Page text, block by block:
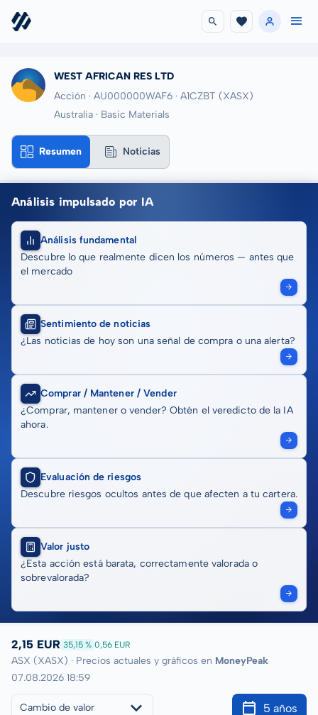
WEST AFRICAN RES LTD
Acción · AU000000WAF6 · A1CZBT (XASX)
Australia · Basic Materials
Resumen Noticias
Análisis impulsado por IA
Análisis fundamental
Descubre lo que realmente dicen los números — antes que
el mercado
Sentimiento de noticias
¿Las noticias de hoy son una señal de compra o una alerta?
Comprar / Mantener / Vender
¿Comprar, mantener o vender? Obtén el veredicto de la IA
ahora.
Evaluación de riesgos
Descubre riesgos ocultos antes de que afecten a tu cartera.
Valor justo
¿Esta acción está barata, correctamente valorada o
sobrevalorada?
2,15 EUR 35,15 % 0,56 EUR
ASX (XASX) · Precios actuales y gráficos en MoneyPeak
07.08.2026 18:59
Cambio de valor 5 años